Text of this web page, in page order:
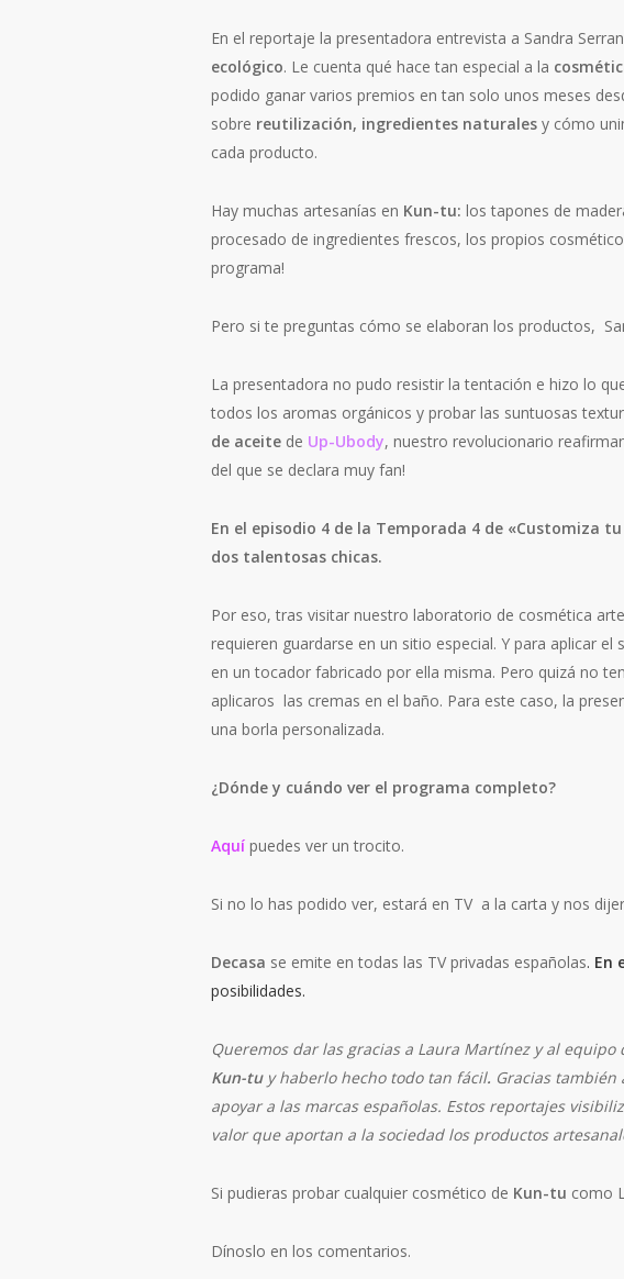
En el reportaje la presentadora entrevista a Sandra
ecológico. Le cuenta qué hace tan especial a la
podido ganar varios premios en tan solo unos meses
sobre reutilización, ingredientes naturalesy cómo
cada producto.
Hay muchas artesanías en Kun-tu: los tapones de
procesado de ingredientes frescos, los propios
programa!
Pero si te preguntas cómo se elaboran los productos,
La presentadora no pudo resistir la tentación e hizo lo
todos los aromas orgánicos y probar las suntuosas
de aceitede Up-Ubody, nuestro revolucionario
del que se declara muy fan!
En el episodio 4 de la Temporada 4 de «Customiza
dos talentosas chicas.
Por eso, tras visitar nuestro laboratorio de cosmética
requieren guardarse en un sitio especial. Y para aplicar
en un tocador fabricado por ella misma. Pero quizá no
aplicaros las cremas en el baño. Para este caso, la
una borla personalizada.
¿Dónde y cuándo ver el programa completo?
Aquí puedes ver un trocito.
Si no lo has podido ver, estará en TV a la carta y nos
Decasa se emite en todas las TV privadas españolas. En
posibilidades.
Queremos dar las gracias a Laura Martínez y al equipo
Kun-tu y haberlo hecho todo tan fácil. Gracias también
apoyar a las marcas españolas. Estos reportajes
valor que aportan a la sociedad los productos
Si pudieras probar cualquier cosmético de Kun-tu como
Dínoslo en los comentarios.